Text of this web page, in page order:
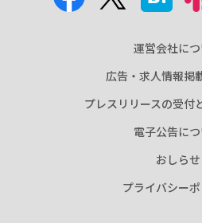
運営会社に
広告・求人情報掲
プレスリリースの受付
電子公告に
おしらせ
プライバシー